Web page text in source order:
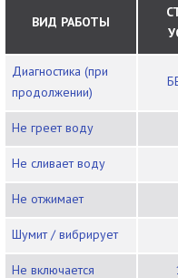
ВИД РАБОТЫ
Диагностика (при
продолжении)
Не греет воду
Не сливает воду
Не отжимает
Шумит / вибрирует
Не включается